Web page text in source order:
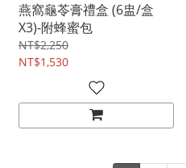
燕窩龜苓膏禮盒 (6盅/盒
X3)-附蜂蜜包
NT$2,250
NT$1,530